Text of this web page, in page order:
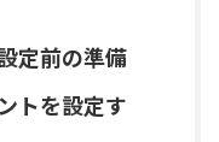
定前の準備
トを設定す